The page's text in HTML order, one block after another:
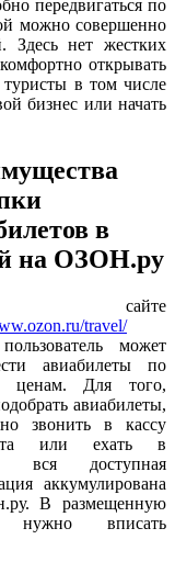
передвигаться по
можно совершенно
Здесь нет жестких
открывать
туристы в том числе
бизнес или начать
в
на ОЗОН.ру
сайте
travel/
может
авиабилеты по
ценам. Для того,
авиабилеты,
звонить в кассу
или ехать в
вся доступная
аккумулирована
В размещенную
нужно вписать